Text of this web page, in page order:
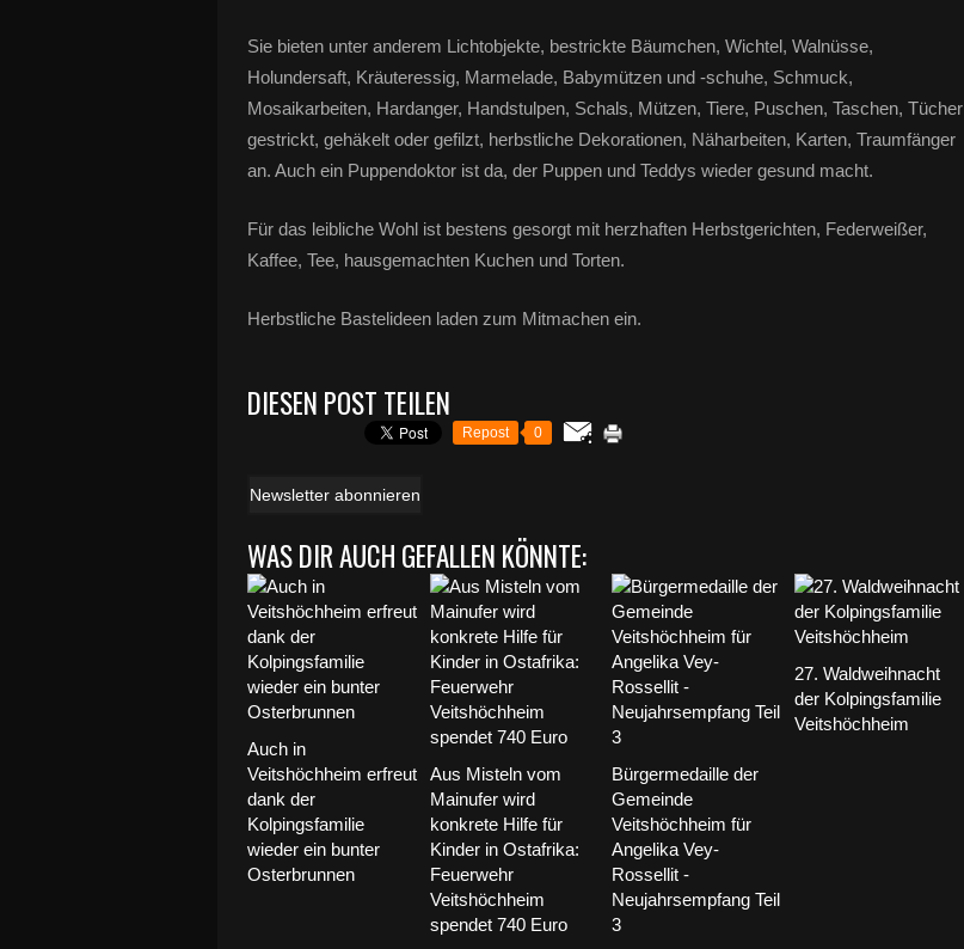
Sie bieten unter anderem Lichtobjekte, bestrickte Bäumchen, Wichtel, Walnüsse,
Holundersaft, Kräuteressig, Marmelade, Babymützen und -schuhe, Schmuck,
Mosaikarbeiten, Hardanger, Handstulpen, Schals, Mützen, Tiere, Puschen, Taschen, Tücher
gestrickt, gehäkelt oder gefilzt, herbstliche Dekorationen, Näharbeiten, Karten, Traumfänger
an. Auch ein Puppendoktor ist da, der Puppen und Teddys wieder gesund macht.
Für das leibliche Wohl ist bestens gesorgt mit herzhaften Herbstgerichten, Federweißer,
Kaffee, Tee, hausgemachten Kuchen und Torten.
Herbstliche Bastelideen laden zum Mitmachen ein.
DIESEN POST TEILEN
Repost 0
Newsletter abonnieren
WAS DIR AUCH GEFALLEN KÖNNTE:
Auch in
Veitshöchheim erfreut
dank der
Kolpingsfamilie
wieder ein bunter
Osterbrunnen
Aus Misteln vom
Mainufer wird
konkrete Hilfe für
Kinder in Ostafrika:
Feuerwehr
Veitshöchheim
spendet 740 Euro
Bürgermedaille der
Gemeinde
Veitshöchheim für
Angelika Vey-
Rossellit -
Neujahrsempfang Teil
3
27. Waldweihnacht
der Kolpingsfamilie
Veitshöchheim